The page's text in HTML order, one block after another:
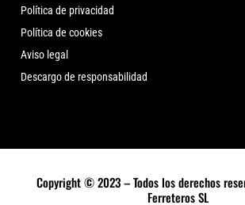
Política de privacidad
Política de cookies
Aviso legal
Descargo de responsabilidad
Copyright © 2023 – Todos los derechos
Ferreteros SL